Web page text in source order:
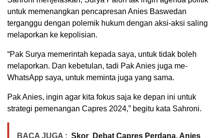
untuk memenangkan pencapresan Anies Baswedan
terganggu dengan polemik hukum dengan aksi-aksi saling
melaporkan ke kepolisian.
“Pak Surya memerintah kepada saya, untuk tidak boleh
melaporkan. Dan kebetulan, tadi Pak Anies juga me-
WhatsApp saya, untuk meminta juga yang sama.
Pak Anies, ingin agar kita fokus saja ke depan ini untuk
strategi pemenangan Capres 2024,” begitu kata Sahroni.
BACA JUGA : Skor Debat Capres Perdana, Anies